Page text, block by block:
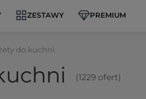
ZESTAWY PREMIUM
do kuchni
(1229 ofert)